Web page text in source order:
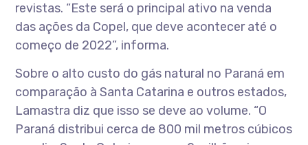
revistas. “Este será o principal ativo na venda
das ações da Copel, que deve acontecer até o
começo de 2022”, informa.
Sobre o alto custo do gás natural no Paraná em
comparação à Santa Catarina e outros estados,
Lamastra diz que isso se deve ao volume. “O
Paraná distribui cerca de 800 mil metros cúbicos